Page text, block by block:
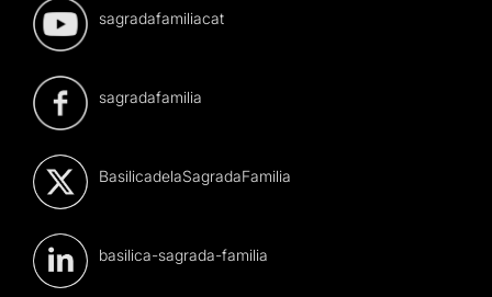
sagradafamiliacat
sagradafamilia
BasilicadelaSagradaFamilia
basilica-sagrada-familia